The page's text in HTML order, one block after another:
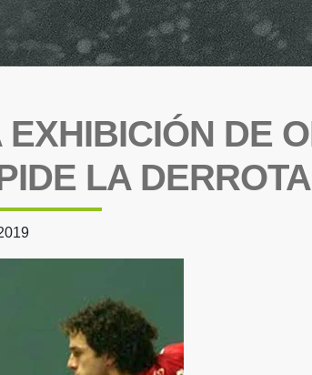
EXHIBICIÓN DE
LA